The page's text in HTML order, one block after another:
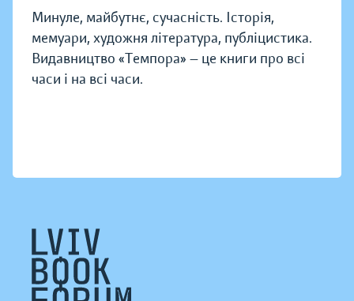
Минуле, майбутнє, сучасність. Історія,
мемуари, художня література, публіцистика.
Видавництво «Темпора» — це книги про всі
часи і на всі часи.